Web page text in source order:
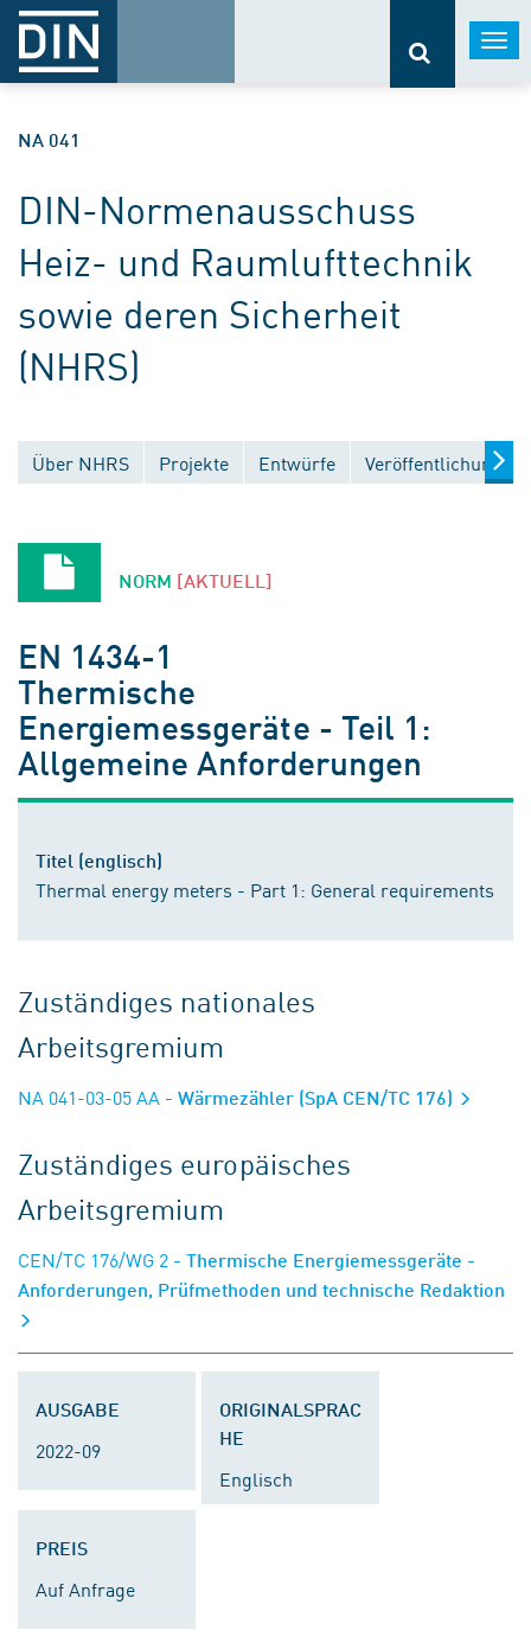
NA 041
DIN-Normenausschuss
Heiz- und Raumlufttechnik
sowie deren Sicherheit
(NHRS)
Über NHRS Projekte Entwürfe Veröffentlichungen
NORM [AKTUELL]
EN 1434-1
Thermische
Energiemessgeräte - Teil 1:
Allgemeine Anforderungen
Titel (englisch)
Thermal energy meters - Part 1: General requirements
Zuständiges nationales
Arbeitsgremium
NA 041-03-05 AA - Wärmezähler (SpA CEN/TC 176)
Zuständiges europäisches
Arbeitsgremium
CEN/TC 176/WG 2 - Thermische Energiemessgeräte -
Anforderungen, Prüfmethoden und technische Redaktion
AUSGABE
2022-09
ORIGINALSPRAC
HE
Englisch
PREIS
Auf Anfrage